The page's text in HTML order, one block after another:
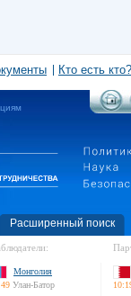
Кто есть кто?
Расширенный поиск
Монголия
Улан-Батор